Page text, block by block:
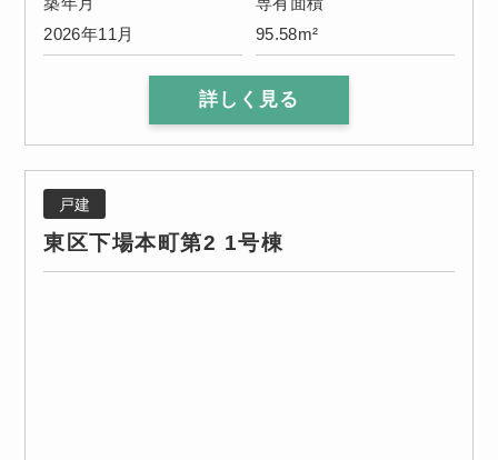
2026年11月
95.58m²
詳しく見る
戸建
東区下場本町第2 1号棟